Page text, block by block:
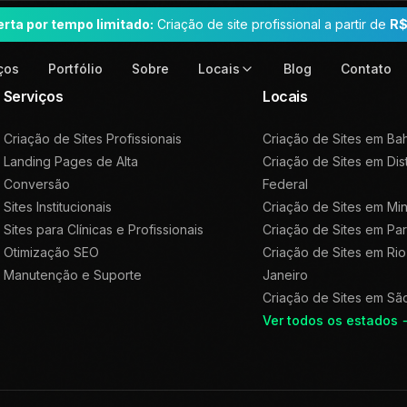
por tempo limitado: Criação de site profissional a partir de
Portfólio Sobre Locais Blog Contato
Serviços
Criação de Sites Profissionais
Landing Pages de Alta
Conversão
Sites Institucionais
Sites para Clínicas e Profissionais
Otimização SEO
Manutenção e Suporte
Locais
Criação de Sites em
Criação de Sites em
Federal
Criação de Sites em
Criação de Sites em
Criação de Sites em
Janeiro
Criação de Sites em
Ver todos os estados